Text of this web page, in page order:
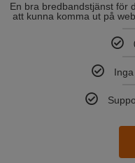
En bra bredbandstjänst för
att kunna komma ut på